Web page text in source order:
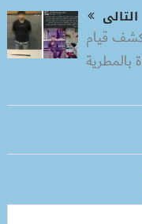
التالى
قيام